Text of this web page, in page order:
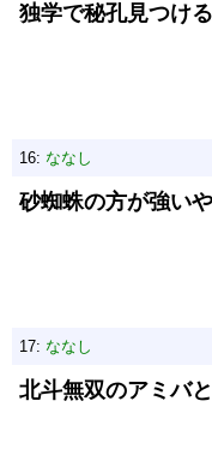
独学で秘孔見つけ
16: ななし
砂蜘蛛の方が強い
17: ななし
北斗無双のアミバ